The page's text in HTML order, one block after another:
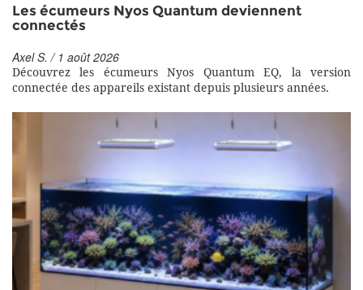
Les écumeurs Nyos Quantum deviennent
connectés
Axel S. / 1 août 2026
Découvrez les écumeurs Nyos Quantum EQ, la version
connectée des appareils existant depuis plusieurs années.